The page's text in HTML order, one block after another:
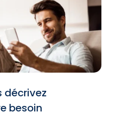
décrivez
besoin